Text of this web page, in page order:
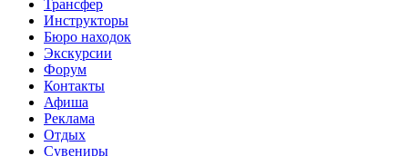
Трансфер
Инструкторы
Бюро находок
Экскурсии
Форум
Контакты
Афиша
Реклама
Отдых
Сувениры